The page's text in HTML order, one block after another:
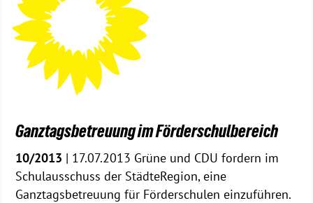
Ganztagsbetreuung im Förderschulbereich
10/2013 | 17.07.2013 Grüne und CDU fordern im
Schulausschuss der StädteRegion, eine
Ganztagsbetreuung für Förderschulen einzuführen.